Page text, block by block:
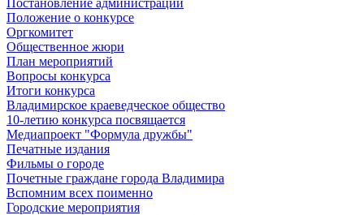
Постановление администрации
Положение о конкурсе
Оргкомитет
Общественное жюри
План мероприятий
Вопросы конкурса
Итоги конкурса
Владимирское краеведческое общество
10-летию конкурса посвящается
Медиапроект "Формула дружбы"
Печатные издания
Фильмы о городе
Почетные граждане города Владимира
Вспомним всех поименно
Городские мероприятия